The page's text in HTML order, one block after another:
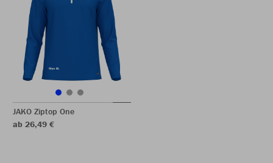
JAKO Ziptop One
ab 26,49 €